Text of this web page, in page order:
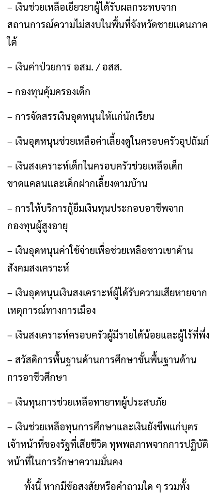
– เงินช่วยเหลือเยียวยาผู้ได้รับผลกระทบจาก
สถานการณ์ความไม่สงบในพื้นที่จังหวัดชายแดนภาค
ใต้
– เงินค่าป่วยการ อสม. / อสส.
– กองทุนคุ้มครองเด็ก
– การจัดสรรเงินอุดหนุนให้แก่นักเรียน
– เงินอุดหนุนช่วยเหลือค่าเลี้ยงดูในครอบครัวอุปถัมภ์
– เงินสงเคราะห์เด็กในครอบครัวช่วยเหลือเด็ก
ขาดแคลนและเด็กฝากเลี้ยงตามบ้าน
– การให้บริการกู้ยืมเงินทุนประกอบอาชีพจาก
กองทุนผู้สูงอายุ
– เงินอุดหนุนค่าใช้จ่ายเพื่อช่วยเหลือชาวเขาด้าน
สังคมสงเคราะห์
– เงินอุดหนุนเงินสงเคราะห์ผู้ได้รับความเสียหายจาก
เหตุการณ์ทางการเมือง
– เงินสงเคราะห์ครอบครัวผู้มีรายได้น้อยและผู้ไร้ที่พึ่ง
– สวัสดิการพื้นฐานด้านการศึกษาขั้นพื้นฐานด้าน
การอาชีวศึกษา
– เงินทุนการช่วยเหลือทายาทผู้ประสบภัย
– เงินช่วยเหลือทุนการศึกษาและเงินยังชีพแก่บุตร
เจ้าหน้าที่ของรัฐที่เสียชีวิต ทุพพลภาพจากการปฏิบัติ
หน้าที่ในการรักษาความมั่นคง
ทั้งนี้ หากมีข้อสงสัยหรือคำถามใด ๆ รวมทั้ง